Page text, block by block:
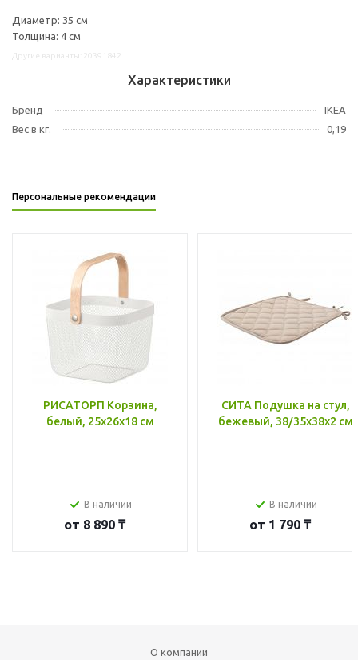
Диаметр: 35 см
Толщина: 4 см
Характеристики
Бренд
IKEA
Вес в кг.
0,19
Персональные рекомендации
РИСАТОРП Корзина,
белый, 25x26x18 см
В наличии
от 8 890 ₸
СИТА Подушка на стул,
бежевый, 38/35x38x2 см
В наличии
от 1 790 ₸
О компании